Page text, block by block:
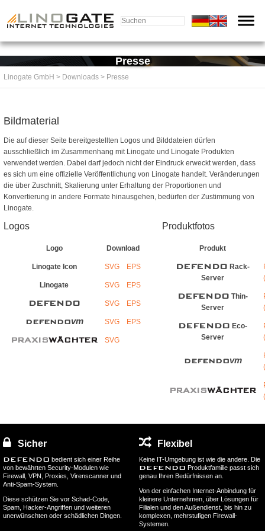
Presse
Linogate GmbH > Downloads > Presse
Bildmaterial
Die auf dieser Seite bereitgestellten Logos und Bilddateien dürfen
ausschließlich im Zusammenhang mit Linogate und Linogate Produkten
verwendet werden. Dabei darf jedoch nicht der Eindruck erweckt werden, dass
es sich um eine offizielle Veröffentlichung von Linogate handelt. Veränderungen
die über Zuschnitt, Skalierung unter Erhaltung der Proportionen und
Konvertierung in andere Formate hinausgehen, bedürfen der Zustimmung von
Linogate.
Logos
Logo Download
Linogate Icon SVG EPS
Linogate SVG EPS
DEFENDO SVG EPS
DEFENDOvm SVG EPS
PRAXISWÄCHTER SVG
Produktfotos
Produkt
DEFENDO Rack-
Server
DEFENDO Thin-
Server
DEFENDO Eco-
Server
DEFENDOvm
PRAXISWÄCHTER
Sicher
DEFENDO bedient sich einer Reihe
von bewährten Security-Modulen wie
Firewall, VPN, Proxies, Virenscanner und
Anti-Spam-System.
Diese schützen Sie vor Schad-Code,
Spam, Hacker-Angriffen und weiteren
unerwünschten oder schädlichen Dingen.
Flexibel
Keine IT-Umgebung ist wie die andere. Die
DEFENDO Produktfamilie passt sich
genau Ihren Bedürfnissen an.
Von der einfachen Internet-Anbindung für
kleinere Unternehmen, über Lösungen für
Filialen und den Außendienst, bis hin zu
komplexen, mehrstufigen Firewall-
Systemen.